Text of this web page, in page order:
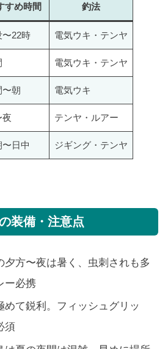
すめ時間 釣法
〜22時 電気ウキ・テンヤ
電気ウキ・テンヤ
〜朝 電気ウキ
夜 テンヤ・ルアー
〜日中 ジギング・テンヤ
装備・注意点
夕方〜夜は暑く、虫刺されも多
ー必携
めて鋭利。フィッシュグリッ
須